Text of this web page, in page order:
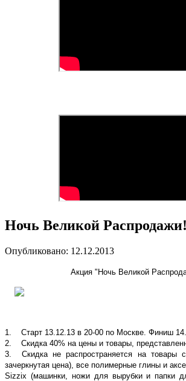
Ночь Великой Распродажи!
Опубликовано: 12.12.2013
Акция "Ночь Великой
1. Старт 13.12.13 в 20-00 по Москве. Финиш
2. Скидка 40% на цены и товары,
3. Скидка не распространяется на товары
зачеркнутая цена), все полимерные глины и
Sizzix (машинки, ножи для вырубки и папки